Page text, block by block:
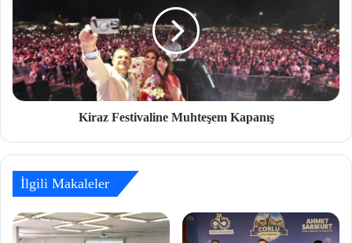
Kiraz Festivaline Muhteşem Kapanış
İlgili Makaleler